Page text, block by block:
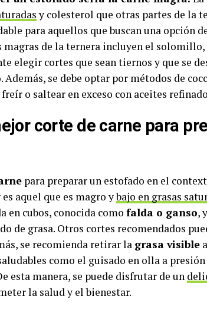
y colesterol que otras partes de la
para aquellos que buscan una opción
magras de la ternera incluyen el
elegir cortes que sean tiernos y que se
Además, se debe optar por métodos de
o saltear en exceso con aceites
corte de carne para
para preparar un estofado en el
aquel que es magro ybajo en grasas
en cubos, conocida como falda o ganso,
de grasa. Otros cortes recomendados
se recomienda retirar la grasa visible
como el guisado en olla a
esta manera, se puede disfrutar de un
la salud y el bienestar.